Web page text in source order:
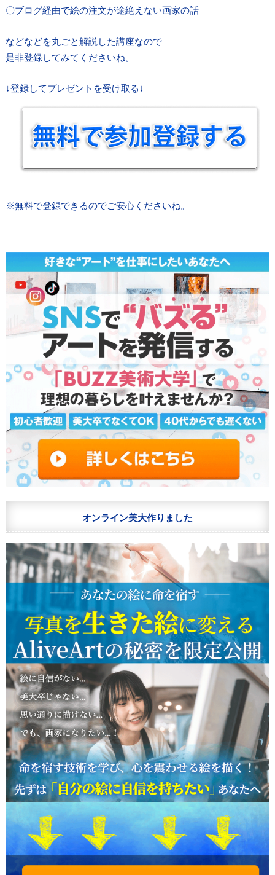
〇ブログ経由で絵の注文が途絶えない画家の話
などなどを丸ごと解説した講座なので
是非登録してみてくださいね。
↓登録してプレゼントを受け取る↓
※無料で登録できるのでご安心くださいね。
オンライン美大作りました